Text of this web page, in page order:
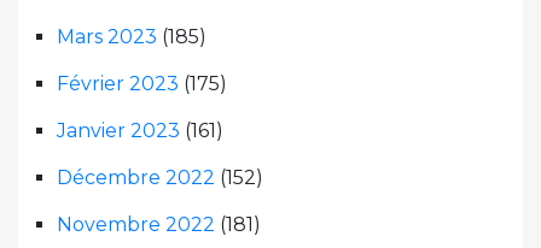
Mars 2023 (185)
Février 2023 (175)
Janvier 2023 (161)
Décembre 2022 (152)
Novembre 2022 (181)